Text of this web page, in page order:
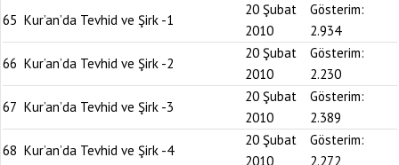
65 Kur’an’da Tevhid ve Şirk -1
20 Şubat
2010
Gösterim:
2.934
66 Kur’an’da Tevhid ve Şirk -2
20 Şubat
2010
Gösterim:
2.230
67 Kur’an’da Tevhid ve Şirk -3
20 Şubat
2010
Gösterim:
2.389
68 Kur’an’da Tevhid ve Şirk -4
20 Şubat
2010
Gösterim:
2.272